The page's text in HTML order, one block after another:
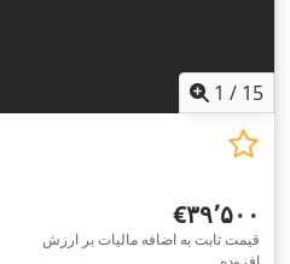
1 / 15
‎€۳۹٬۵۰۰
قیمت ثابت به اضافه مالیات بر ارزش